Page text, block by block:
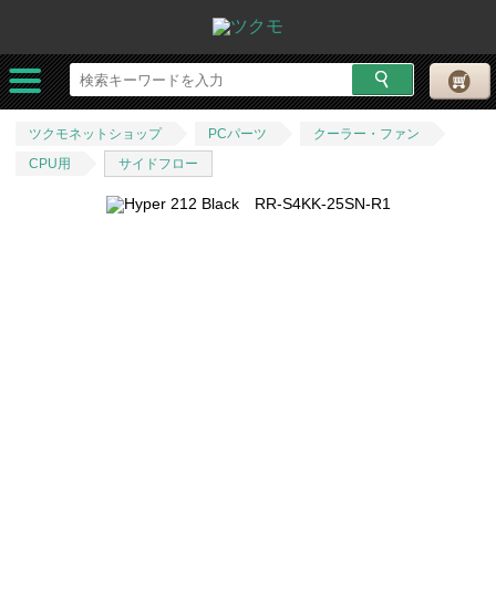
ツクモネットショップ PCパーツ
クーラー・ファン
CPU用
サイドフロー